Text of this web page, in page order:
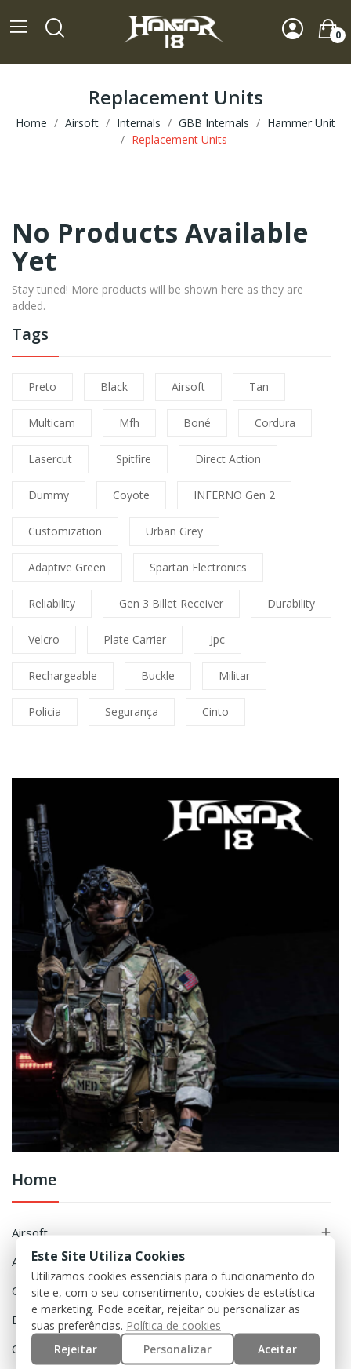
0
Replacement Units
Home Airsoft Internals GBB Internals
Hammer Unit
Replacement Units
Tags
Preto Black Airsoft Tan
Multicam Mfh Boné Cordura
Lasercut Spitfire Direct Action
Dummy Coyote INFERNO Gen 2
Customization Urban Grey
Adaptive Green Spartan Electronics
Reliability Gen 3 Billet Receiver Durability
Velcro Plate Carrier Jpc
Rechargeable Buckle Militar
Policia Segurança Cinto
Home
Airsoft 
Accessories
Clothing
Equipment
Outdoor
No Products Available
Yet
Stay tuned! More products will be shown here as they are
added.
Este Site Utiliza Cookies
Utilizamos cookies essenciais para o funcionamento do
site e, com o seu consentimento, cookies de estatística
e marketing. Pode aceitar, rejeitar ou personalizar as
suas preferências. Política de cookies
Rejeitar
Personalizar Aceitar